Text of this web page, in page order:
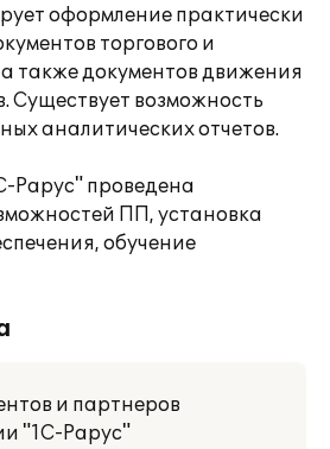
оформление практически
торгового и
а также документов движения
Существует возможность
аналитических отчетов.
Рарус" проведена
ПП, установка
обучение
и партнеров
"1С-Рарус"